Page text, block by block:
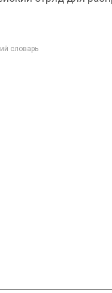
словарь